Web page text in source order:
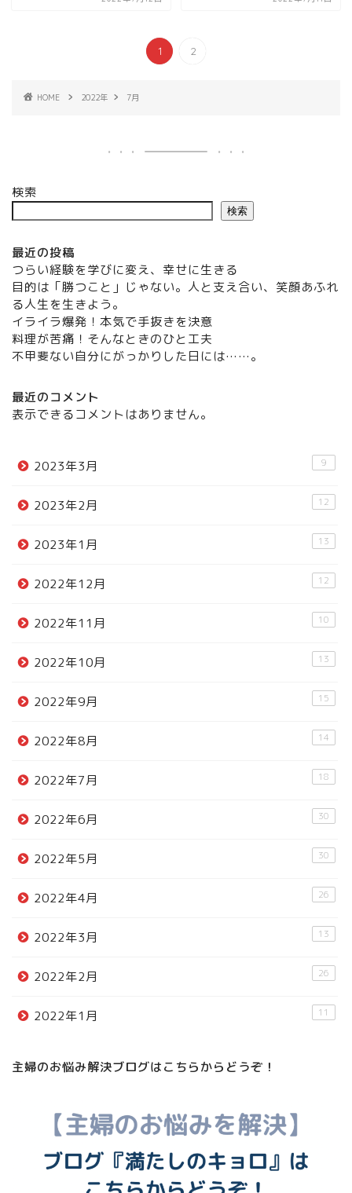
1 2
HOME 2022年 7月
検索
検索
最近の投稿
つらい経験を学びに変え、幸せに生きる
目的は「勝つこと」じゃない。人と支え合い、笑顔あふれ
る人生を生きよう。
イライラ爆発！本気で手抜きを決意
料理が苦痛！そんなときのひと工夫
不甲斐ない自分にがっかりした日には……。
最近のコメント
表示できるコメントはありません。
2023年3月 9
2023年2月 12
2023年1月 13
2022年12月 12
2022年11月 10
2022年10月 13
2022年9月 15
2022年8月 14
2022年7月 18
2022年6月 30
2022年5月 30
2022年4月 26
2022年3月 13
2022年2月 26
2022年1月 11
主婦のお悩み解決ブログはこちらからどうぞ！